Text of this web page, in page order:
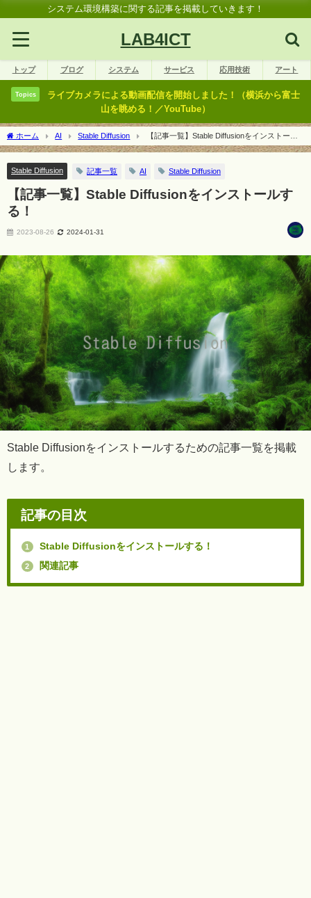
システム環境構築に関する記事を掲載していきます！
LAB4ICT
トップ ブログ システム サービス 応用技術 アート
Topics
ライブカメラによる動画配信を開始しました！（横浜から富士
山を眺める！／YouTube）
ホーム AI Stable Diffusion
【記事一覧】Stable Diffusionをインストール
する！
Stable Diffusion 記事一覧 AI Stable Diffusion
【記事一覧】Stable Diffusionをインストールす
る！
2023-08-26 2024-01-31
Stable Diffusionをインストールするための記事一覧を掲載
します。
記事の目次
1 Stable Diffusionをインストールする！
2 関連記事